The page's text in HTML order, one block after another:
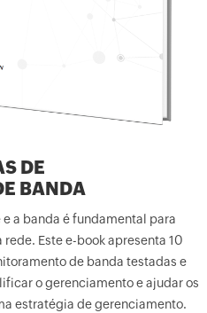
DE
BANDA
a banda é fundamental para
Este e-book apresenta 10
de banda testadas e
o gerenciamento e ajudar os
estratégia de gerenciamento.